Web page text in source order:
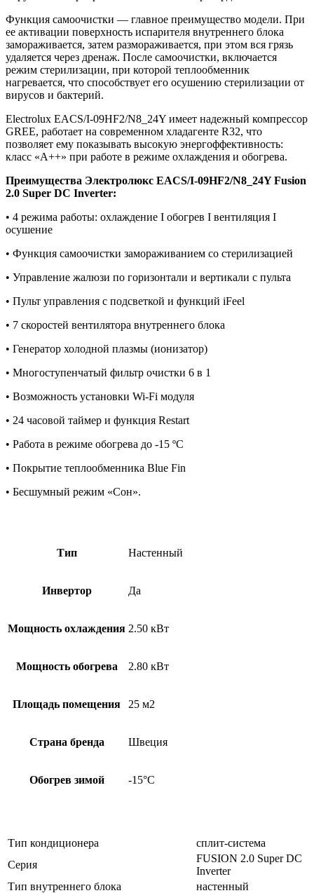
Функция самоочистки — главное преимущество модели. При
ее активации поверхность испарителя внутреннего блока
замораживается, затем размораживается, при этом вся грязь
удаляется через дренаж. После самоочистки, включается
режим стерилизации, при которой теплообменник
нагревается, что способствует его осушению стерилизации от
вирусов и бактерий.
Electrolux EACS/I-09HF2/N8_24Y имеет надежный компрессор
GREE, работает на современном хладагенте R32, что
позволяет ему показывать высокую энергоффективность:
класс «А++» при работе в режиме охлаждения и обогрева.
Преимущества Электролюкс EACS/I-09HF2/N8_24Y Fusion
2.0 Super DC Inverter:
• 4 режима работы: охлаждение I обогрев I вентиляция I
осушение
• Функция самоочистки замораживанием со стерилизацией
• Управление жалюзи по горизонтали и вертикали с пульта
• Пульт управления с подсветкой и функций iFeel
• 7 скоростей вентилятора внутреннего блока
• Генератор холодной плазмы (ионизатор)
• Многоступенчатый фильтр очистки 6 в 1
• Возможность установки Wi-Fi модуля
• 24 часовой таймер и функция Restart
• Работа в режиме обогрева до -15 ºС
• Покрытие теплообменника Blue Fin
• Бесшумный режим «Сон».
Тип Настенный
Инвертор Да
Мощность охлаждения 2.50 кВт
Мощность обогрева 2.80 кВт
Площадь помещения 25 м2
Страна бренда Швеция
Обогрев зимой -15°С
Тип кондиционера
сплит-система
Серия
FUSION 2.0 Super DC
Іnverter
Тип внутреннего блока
настенный